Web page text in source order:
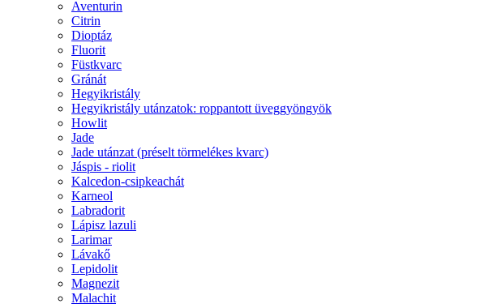
Aventurin
Citrin
Dioptáz
Fluorit
Füstkvarc
Gránát
Hegyikristály
Hegyikristály utánzatok: roppantott üveggyöngyök
Howlit
Jade
Jade utánzat (préselt törmelékes kvarc)
Jáspis - riolit
Kalcedon-csipkeachát
Karneol
Labradorit
Lápisz lazuli
Larimar
Lávakő
Lepidolit
Magnezit
Malachit